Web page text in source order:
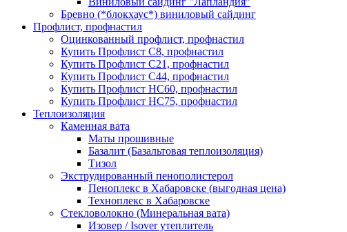
Бревно (*блокхаус*) виниловый сайдинг
Профлист, профнастил
Оцинкованный профлист, профнастил
Купить Профлист С8, профнастил
Купить Профлист С21, профнастил
Купить Профлист С44, профнастил
Купить Профлист НС60, профнастил
Купить Профлист НС75, профнастил
Теплоизоляция
Каменная вата
Маты прошивные
Базалит (Базальтовая теплоизоляция)
Тизол
Экструдированный пенополистерол
Пеноплекс в Хабаровске (выгодная цена)
Техноплекс в Хабаровске
Стекловолокно (Минеральная вата)
Изовер / Isover утеплитель